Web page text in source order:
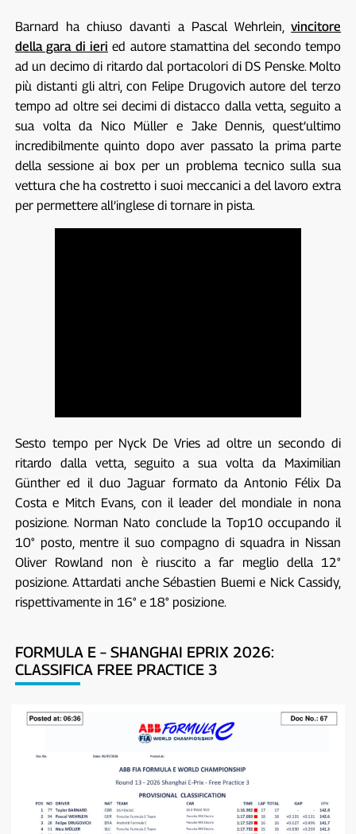
Barnard ha chiuso davanti a Pascal Wehrlein,vincitore
della gara di ieri ed autore stamattina del secondo tempo
ad un decimo di ritardo dal portacolori di DS Penske. Molto
più distanti gli altri, con Felipe Drugovich autore del terzo
tempo ad oltre sei decimi di distacco dalla vetta, seguito a
sua volta da Nico Müller e Jake Dennis, quest’ultimo
incredibilmente quinto dopo aver passato la prima parte
della sessione ai box per un problema tecnico sulla sua
vettura che ha costretto i suoi meccanici a del lavoro extra
per permettere all’inglese di tornare in pista.
Sesto tempo per Nyck De Vries ad oltre un secondo di
ritardo dalla vetta, seguito a sua volta da Maximilian
Günther ed il duo Jaguar formato da Antonio Félix Da
Costa e Mitch Evans, con il leader del mondiale in nona
posizione. Norman Nato conclude la Top10 occupando il
10° posto, mentre il suo compagno di squadra in Nissan
Oliver Rowland non è riuscito a far meglio della 12°
posizione. Attardati anche Sébastien Buemi e Nick Cassidy,
rispettivamente in 16° e 18° posizione.
FORMULA E – SHANGHAI EPRIX 2026:
CLASSIFICA FREE PRACTICE 3